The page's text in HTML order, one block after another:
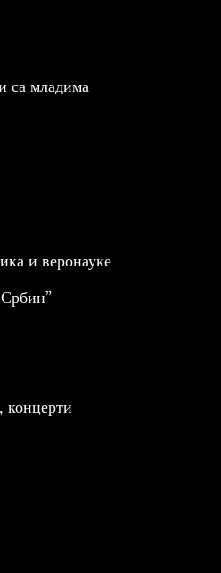
са младима
и веронауке
концерти